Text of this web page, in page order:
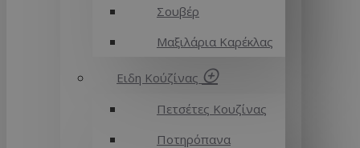
Σουβέρ
Μαξιλάρια Καρέκλας
Ειδη Κούζίνας
Πετσέτες Κουζίνας
Ποτηρόπανα